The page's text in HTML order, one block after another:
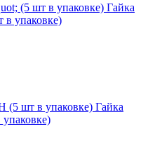
Гайка
в упаковке)
Гайка